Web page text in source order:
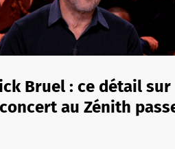
Bruel : ce détail sur
au Zénith